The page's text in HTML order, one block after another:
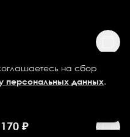
Картофель по-
деревенски
170 ₽
на сбор
персональных данных.